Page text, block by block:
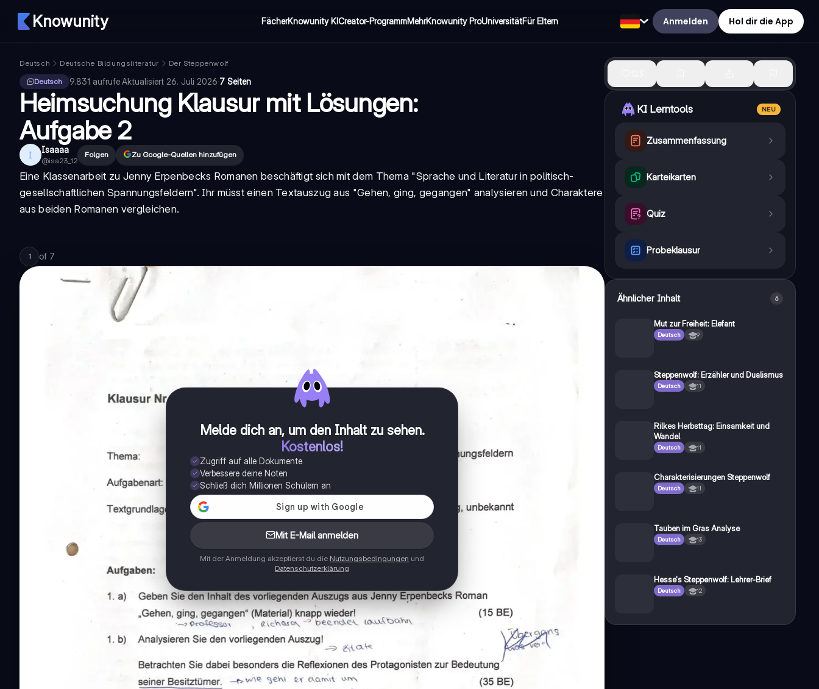
Knowunity FächerKnowunity KICreator-ProgrammMehrKnowunity ProUniversitätFür Eltern Anmelden Hol dir die App
Deutsch Deutsche Bildungsliteratur
Der Steppenwolf
Deutsch
9.831 aufrufe·Aktualisiert 26. Juli 2026·7 Seiten
Heimsuchung Klausur mit Lösungen:
Aufgabe 2
I Isaaaa
@isa23_12
Folgen Zu Google-Quellen hinzufügen
Eine Klassenarbeit zu Jenny Erpenbecks Romanen beschäftigt sich mit dem Thema "Sprache und Literatur in politisch-
gesellschaftlichen Spannungsfeldern". Ihr müsst einen Textauszug aus "Gehen, ging, gegangen" analysieren und Charaktere
aus beiden Romanen vergleichen.
1 of 7
Melde dich an, um den Inhalt zu sehen.
Kostenlos!
Zugriff auf alle Dokumente
Verbessere deine Noten
Schließ dich Millionen Schülern an
Mit E-Mail anmelden
Mit der Anmeldung akzeptierst du die Nutzungsbedingungen und
Datenschutzerklärung
KI Lerntools NEU
Zusammenfassung
Karteikarten
Quiz
Probeklausur
Ähnlicher Inhalt 6
Mut zur Freiheit: Elefant
Deutsch 9
Steppenwolf: Erzähler und Dualismus
Deutsch 11
Rilkes Herbsttag: Einsamkeit und
Wandel
Deutsch 11
Charakterisierungen Steppenwolf
Deutsch 11
Tauben im Gras Analyse
Deutsch 13
Hesse's Steppenwolf: Lehrer-Brief
Deutsch 12